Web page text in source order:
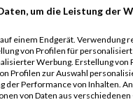
Position, TPos =
Did not finish, DQ =
um die Leistung der
einem Endgerät. Verwendung
von Profilen für
Werbung. Erstellung von
Profilen zur Auswahl
der Performance von Inhalten.
von Daten aus